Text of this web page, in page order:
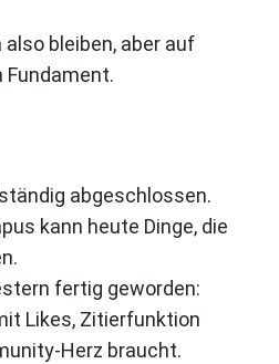
bleiben, aber auf
Fundament.
abgeschlossen.
kann heute Dinge, die
fertig geworden:
Likes, Zitierfunktion
Herz braucht.